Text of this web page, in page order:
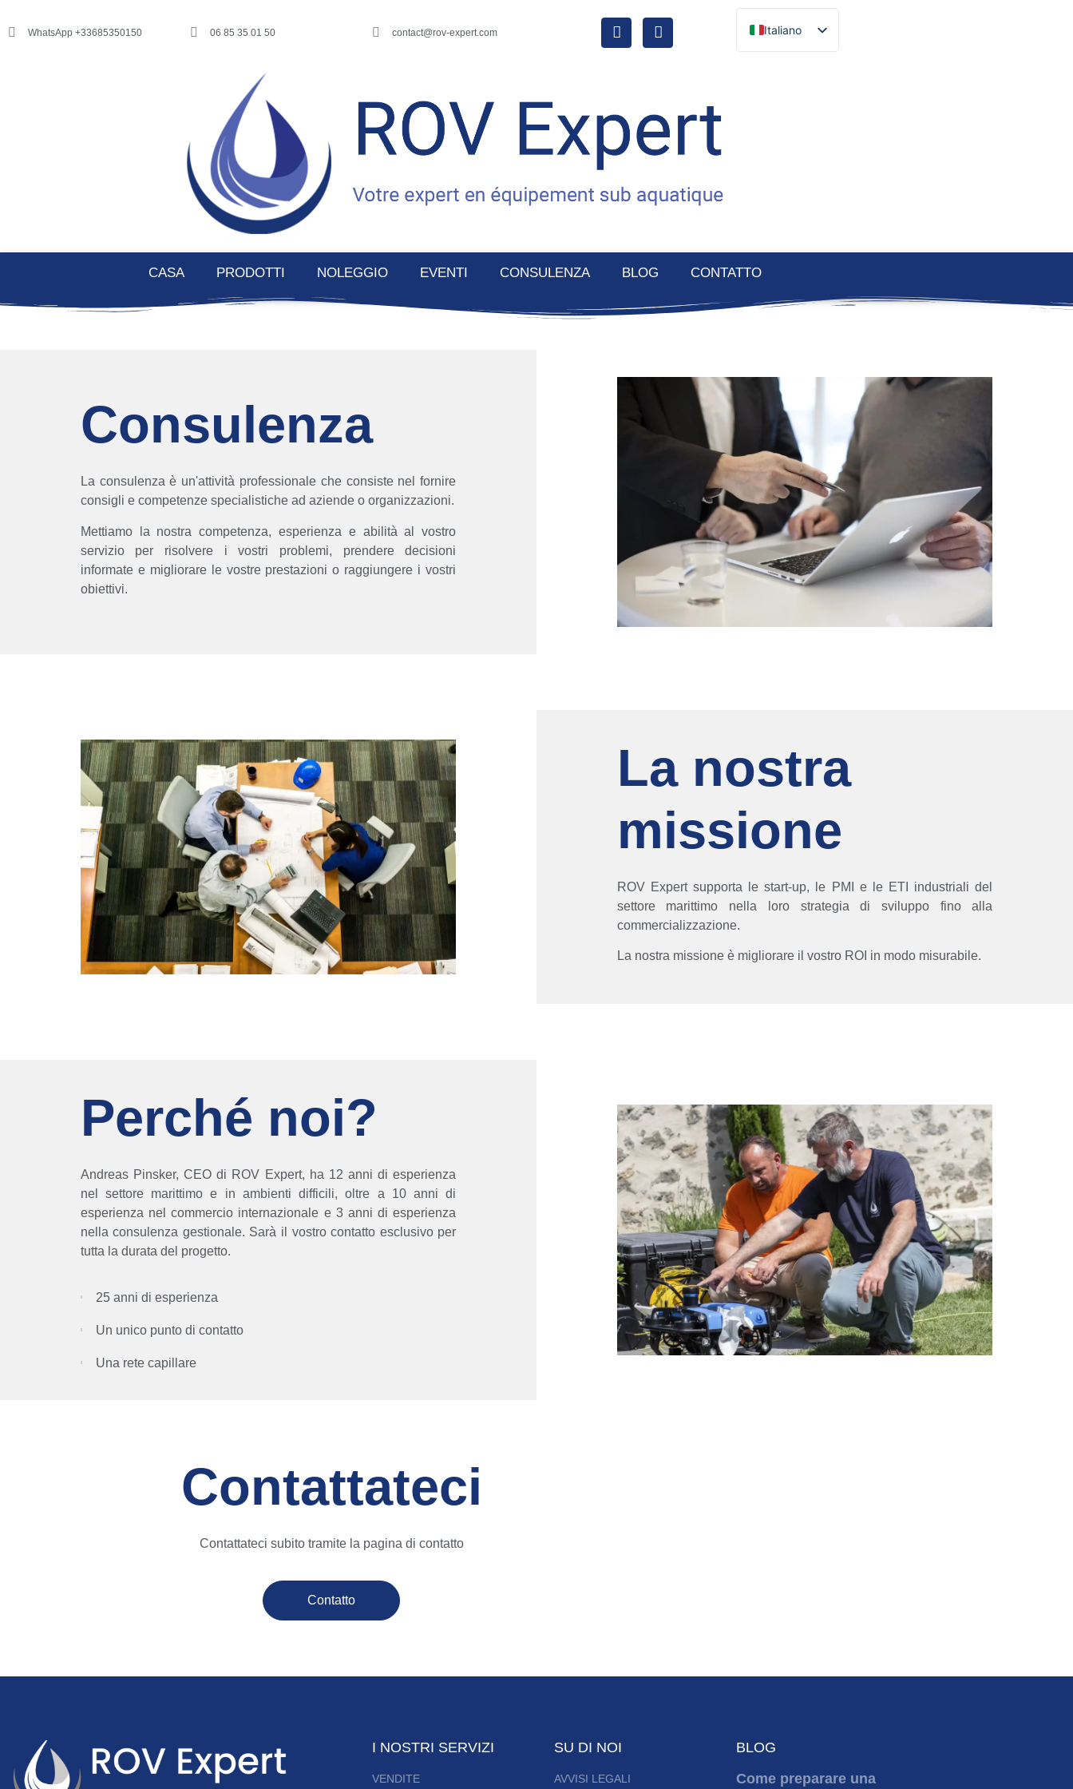
WhatsApp +33685350150 06 85 35 01 50 contact@rov-expert.com
Italiano
Français
CASA PRODOTTI NOLEGGIO EVENTI CONSULENZA BLOG CONTATTO
Consulenza
La consulenza è un'attività professionale che consiste nel fornire
consigli e competenze specialistiche ad aziende o organizzazioni.
Mettiamo la nostra competenza, esperienza e abilità al vostro
servizio per risolvere i vostri problemi, prendere decisioni
informate e migliorare le vostre prestazioni o raggiungere i vostri
obiettivi.
La nostra
missione
ROV Expert supporta le start-up, le PMI e le ETI industriali del
settore marittimo nella loro strategia di sviluppo fino alla
commercializzazione.
La nostra missione è migliorare il vostro ROI in modo misurabile.
Perché noi?
Andreas Pinsker, CEO di ROV Expert, ha 12 anni di esperienza
nel settore marittimo e in ambienti difficili, oltre a 10 anni di
esperienza nel commercio internazionale e 3 anni di esperienza
nella consulenza gestionale. Sarà il vostro contatto esclusivo per
tutta la durata del progetto.
25 anni di esperienza
Un unico punto di contatto
Una rete capillare
Contattateci
Contattateci subito tramite la pagina di contatto
Contatto
I NOSTRI SERVIZI
VENDITE
SU DI NOI
AVVISI LEGALI
BLOG
Come preparare una